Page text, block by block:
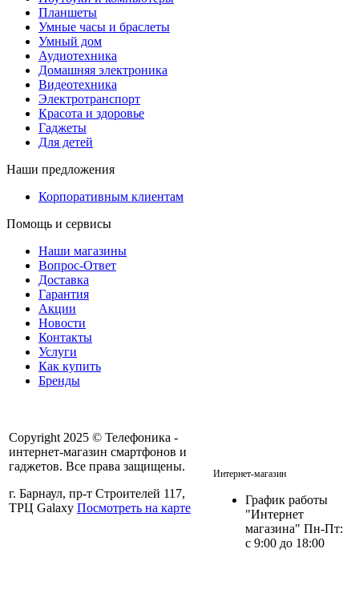
Планшеты
Умные часы и браслеты
Умный дом
Аудиотехника
Домашняя электроника
Видеотехника
Электротранспорт
Красота и здоровье
Гаджеты
Для детей
Наши предложения
Корпоративным клиентам
Помощь и сервисы
Наши магазины
Вопрос-Ответ
Доставка
Гарантия
Акции
Новости
Контакты
Услуги
Как купить
Бренды
Copyright 2025 © Телефоника -
интернет-магазин смартфонов и
гаджетов. Все права защищены.
г. Барнаул, пр-т Строителей 117,
ТРЦ Galaxy Посмотреть на карте
Интернет-магазин
График работы
"Интернет
магазина" Пн-Пт:
с 9:00 до 18:00